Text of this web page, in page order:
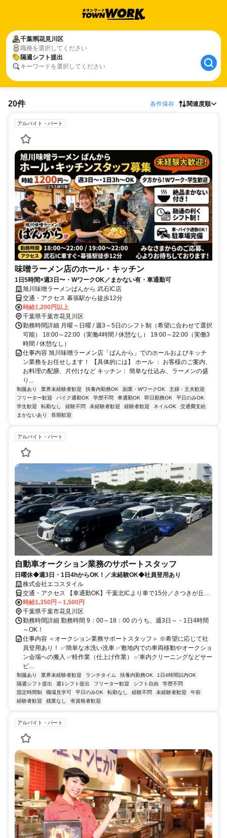
千葉県花見川区
職種を選択してください
隔週シフト提出
キーワードを選択してください
20件 条件保存 関連度順
アルバイト・パート
味噌ラーメン店のホール・キッチン
1日5時間×週3日〜・WワークOK／まかない有・車通勤可
旭川味噌ラーメンばんから 武石IC店
交通・アクセス 幕張駅から徒歩12分
時給1,200円以上
千葉県千葉市花見川区
勤務時間詳細 月曜～日曜 / 週3～5日のシフト制（希望に合わせて選択
可能） 18:00～22:00（実働4時間 / 休憩なし） 19:00～22:00（実働3
時間 / 休憩なし）
仕事内容 旭川味噌ラーメン店「ばんから」でのホールおよびキッチ
ン業務をお任せします！ 【具体的には】 ホール ： お客様のご案内、
お料理の配膳、片付けなど キッチン： 簡単な仕込み、ラーメンの盛
り...
制服あり 業界未経験者歓迎 扶養内勤務OK 副業・WワークOK
主婦・主夫歓迎
フリーター歓迎
バイク通勤OK 学歴不問 車通勤OK 即日勤務OK
平日のみOK
学生歓迎
転勤なし 経験不問 未経験者歓迎 経験者歓迎 ネイルOK
交通費支給
まかないあり
長期歓迎
アルバイト・パート
自動車オークション業務のサポートスタッフ
日曜休◆週3日・1日4hからOK！／未経験OK◆社員登用あり
株式会社エコスタイル
交通・アクセス 【車通勤OK】千葉北ICより車で15分／さつきが丘中
学校より車で10分
時給1,350円～1,500円
千葉県千葉市花見川区
勤務時間詳細 勤務時間 9：00～18：00 のうち、週3日～・1日4時間
～OK！
仕事内容 ＜オークション業務サポートスタッフ＞ ※希望に応じて社
員登用あり！ ✅簡単な水洗い洗車 ✅敷地内での車両移動やオークショ
ン会場への搬入 ✅軽作業（仕上げ作業） ✅車内クリーニングなどサー
ビ...
制服あり 業界未経験者歓迎 ランチタイム 扶養内勤務OK
1日4時間以内OK
隔週シフト提出
週1シフト提出 フリーター歓迎 シフト自由
学歴不問
固定時間制
職場見学可 平日のみOK 転勤なし 経験不問 未経験者歓迎
午前
経験者歓迎
残業なし 有資格者歓迎
アルバイト・パート